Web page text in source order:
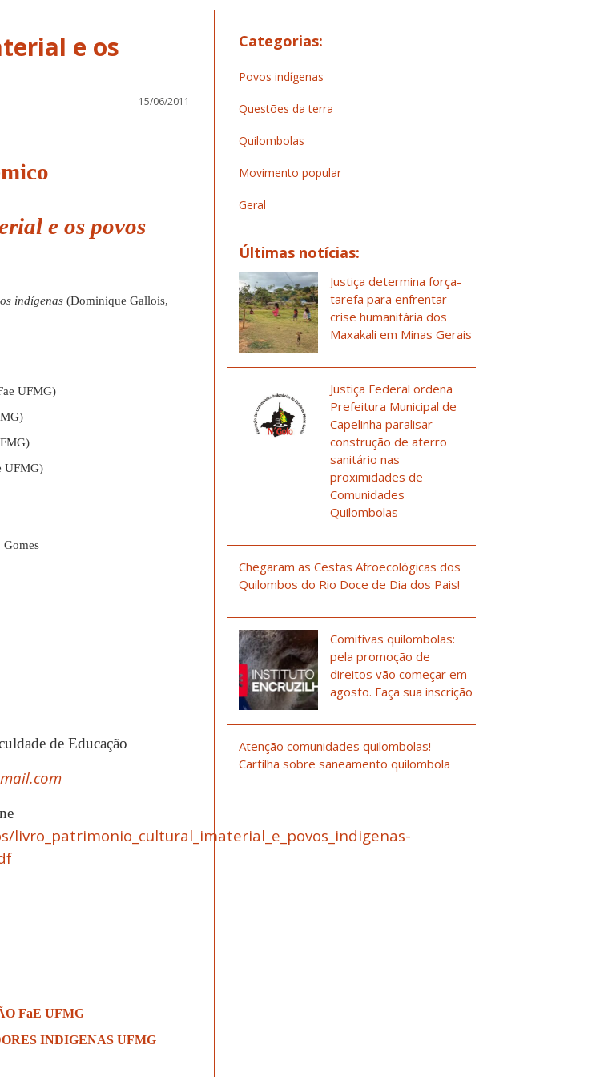
e os
15/06/2011
e os povos
indígenas (Dominique Gallois,
UFMG)
UFMG)
Gomes
de Educação
FaE UFMG
INDIGENAS UFMG
Categorias:
Povos indígenas
Questões da terra
Quilombolas
Movimento popular
Geral
Últimas notícias:
Justiça determina força-
tarefa para enfrentar
crise humanitária dos
Maxakali em Minas Gerais
Justiça Federal ordena
Prefeitura Municipal de
Capelinha paralisar
construção de aterro
sanitário nas
proximidades de
Comunidades
Quilombolas
Chegaram as Cestas Afroecológicas dos
Quilombos do Rio Doce de Dia dos Pais!
Comitivas quilombolas:
pela promoção de
direitos vão começar em
agosto. Faça sua inscrição
Atenção comunidades quilombolas!
Cartilha sobre saneamento quilombola